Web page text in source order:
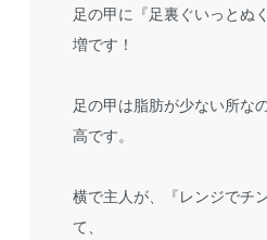
足の甲に『足裏ぐいっとぬ
増です！
足の甲は脂肪が少ない所な
高です。
横で主人が、『レンジでチ
て、